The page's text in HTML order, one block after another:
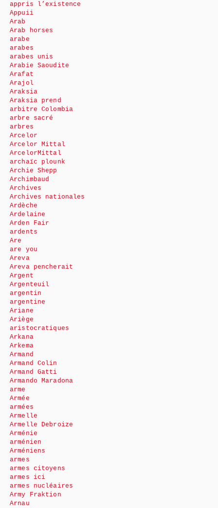
appris l’existence
Appuii
Arab
Arab horses
arabe
arabes
arabes unis
Arabie Saoudite
Arafat
Arajol
Araksia
Araksia prend
arbitre Colombia
arbre sacré
arbres
Arcelor
Arcelor Mittal
ArcelorMittal
archaïc plounk
Archie Shepp
Archimbaud
Archives
Archives nationales
Ardèche
Ardelaine
Arden Fair
ardents
Are
are you
Areva
Areva pencherait
Argent
Argenteuil
argentin
argentine
Ariane
Ariège
aristocratiques
Arkana
Arkema
Armand
Armand Colin
Armand Gatti
Armando Maradona
arme
Armée
armées
Armelle
Armelle Debroize
Arménie
arménien
Arméniens
armes
armes citoyens
armes ici
armes nucléaires
Army Fraktion
Arnau